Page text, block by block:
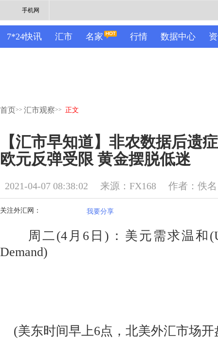
手机网
7*24快讯 汇市 名家 行情 数据中心
首页>> 汇市观察>> 正文
【汇市早知道】非农数据后遗
欧元反弹受限 黄金摆脱低迷
2021-04-07 08:38:02 来源：FX168 作者：佚名
关注外汇网： 我要分享
周二(4月6日)：美元需求温和
Demand)
(美东时间早上6点，北美外汇市场开